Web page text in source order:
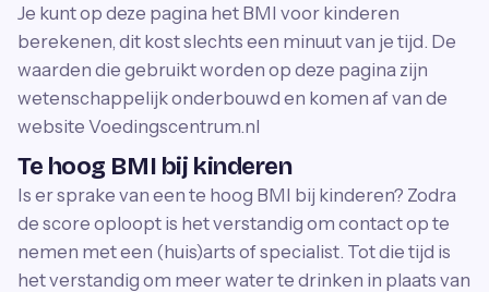
Je kunt op deze pagina het BMI voor kinderen
berekenen, dit kost slechts een minuut van je tijd. De
waarden die gebruikt worden op deze pagina zijn
wetenschappelijk onderbouwd en komen af van de
website Voedingscentrum.nl
Te hoog BMI bij kinderen
Is er sprake van een te hoog BMI bij kinderen? Zodra
de score oploopt is het verstandig om contact op te
nemen met een (huis)arts of specialist. Tot die tijd is
het verstandig om meer water te drinken in plaats van